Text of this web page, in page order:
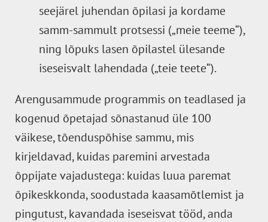
seejärel juhendan õpilasi ja kordame
samm-sammult protsessi („meie teeme“),
ning lõpuks lasen õpilastel ülesande
iseseisvalt lahendada („teie teete“).
Arengusammude programmis on teadlased ja
kogenud õpetajad sõnastanud üle 100
väikese, tõenduspõhise sammu, mis
kirjeldavad, kuidas paremini arvestada
õppijate vajadustega: kuidas luua paremat
õpikeskkonda, soodustada kaasamõtlemist ja
pingutust, kavandada iseseisvat tööd, anda